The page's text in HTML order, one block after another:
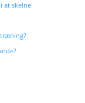
at skelne